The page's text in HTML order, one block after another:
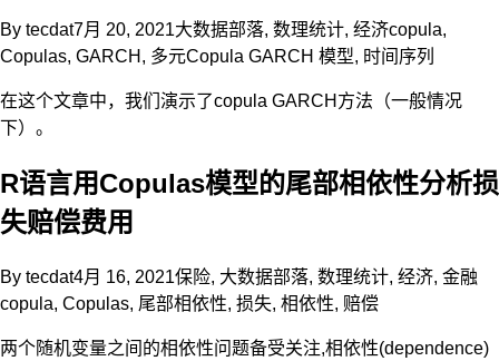
By tecdat7月 20, 2021大数据部落, 数理统计, 经济copula,
Copulas, GARCH , 多元Copula GARCH 模型, 时间序列
在这个文章中，我们演示了copula GARCH方法（一般情况
下）。
R语言用Copulas模型的尾部相依性分析损
失赔偿费用
By tecdat4月 16, 2021保险, 大数据部落, 数理统计, 经济, 金融
copula, Copulas, 尾部相依性, 损失, 相依性, 赔偿
两个随机变量之间的相依性问题备受关注,相依性(dependence)